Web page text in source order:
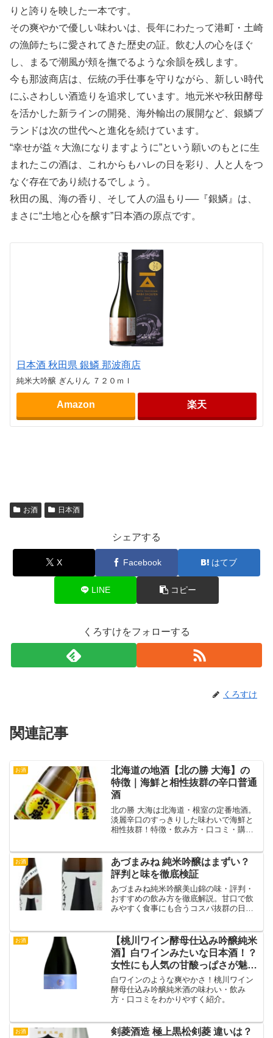
りと誇りを映した一本です。
その爽やかで優しい味わいは、長年にわたって港町・土崎
の漁師たちに愛されてきた歴史の証。飲む人の心をほぐ
し、まるで潮風が頬を撫でるような余韻を残します。
今も那波商店は、伝統の手仕事を守りながら、新しい時代
にふさわしい酒造りを追求しています。地元米や秋田酵母
を活かした新ラインの開発、海外輸出の展開など、銀鱗ブ
ランドは次の世代へと進化を続けています。
“幸せが益々大漁になりますように”という願いのもとに生
まれたこの酒は、これからもハレの日を彩り、人と人をつ
なぐ存在であり続けるでしょう。
秋田の風、海の香り、そして人の温もり──『銀鱗』は、
まさに“土地と心を醸す”日本酒の原点です。
日本酒 秋田県 銀鱗 那波商店
純米大吟醸 ぎんりん ７２０ｍｌ
Amazon 楽天
お酒 日本酒
シェアする
X Facebook はてブ
LINE コピー
くろすけをフォローする
くろすけ
関連記事
お酒
北海道の地酒【北の勝 大海】の
特徴｜海鮮と相性抜群の辛口普通
酒
北の勝 大海は北海道・根室の定番地酒。
淡麗辛口のすっきりした味わいで海鮮と
相性抜群！特徴・飲み方・口コミ・購入
お酒
あづまみね 純米吟醸はまずい？
評判と味を徹底検証
あづまみね純米吟醸美山錦の味・評判・
おすすめの飲み方を徹底解説。甘口で飲
みやすく食事にも合うコスパ抜群の日本
お酒
【桃川ワイン酵母仕込み吟醸純米
酒】白ワインみたいな日本酒！？
女性にも人気の甘酸っぱさが魅
力！
白ワインのような爽やかさ！桃川ワイン
酵母仕込み吟醸純米酒の味わい・飲み
方・口コミをわかりやすく紹介。
お酒
剣菱酒造 極上黒松剣菱 違いは？